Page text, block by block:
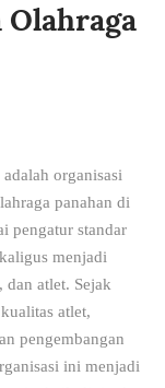
Olahraga
adalah organisasi
panahan di
pengatur standar
menjadi
atlet. Sejak
atlet,
pengembangan
ini menjadi